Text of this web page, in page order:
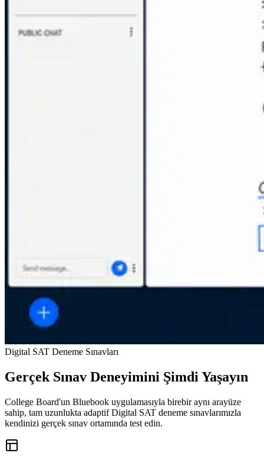
Digital SAT Deneme Sınavları
Gerçek Sınav Deneyimini Şimdi Yaşayın
College Board'un Bluebook uygulamasıyla birebir aynı arayüze
sahip, tam uzunlukta adaptif Digital SAT deneme sınavlarımızla
kendinizi gerçek sınav ortamında test edin.